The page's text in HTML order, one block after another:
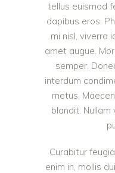
tellus euismod
dapibus eros.
mi nisl, viverra
amet augue.
semper.
interdum
metus.
blandit.
Curabitur
enim in, mollis